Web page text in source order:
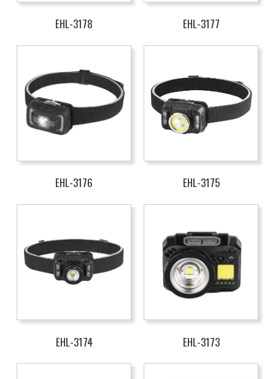
EHL-3178 EHL-3177
EHL-3176 EHL-3175
EHL-3174 EHL-3173